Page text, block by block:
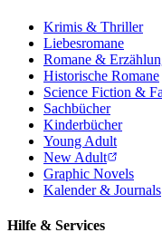
Krimis & Thriller
Liebesromane
Romane &
Historische Romane
Science Fiction &
Sachbücher
Kinderbücher
Young Adult
New Adult
Graphic Novels
Kalender & Journals
Hilfe & Services